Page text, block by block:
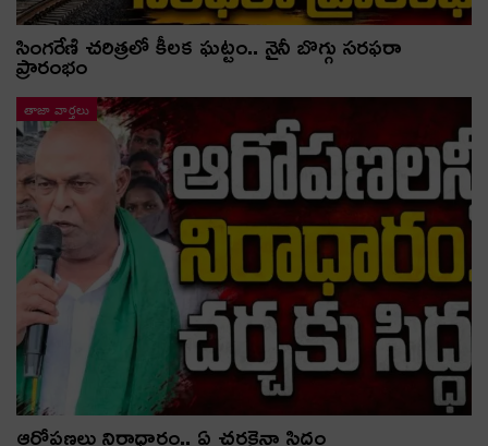
సింగరేణి చరిత్రలో కీలక ఘట్టం.. నైనీ బొగ్గు సరఫరా
ప్రారంభం
తాజా వార్తలు
ఆరోపణలు నిరాధారం.. ఏ చర్చకైనా సిద్ధం